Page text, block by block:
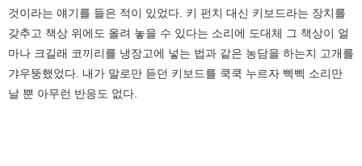
것이라는 얘기를 들은 적이 있었다. 키 펀치 대신 키보드라는 장치를
갖추고 책상 위에도 올려 놓을 수 있다는 소리에 도대체 그 책상이 얼
마나 크길래 코끼리를 냉장고에 넣는 법과 같은 농담을 하는지 고개를
갸우뚱했었다. 내가 말로만 듣던 키보드를 쿡쿡 누르자 삑삑 소리만
날 뿐 아무런 반응도 없다.